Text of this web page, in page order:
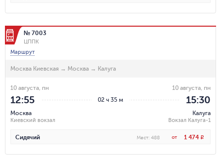
№ 7003
ЦППК
Маршрут
Москва Киевская → Москва → Калуга
02 ч 35 м
10 августа, пн
12:55
Москва
Киевский вокзал
10 августа, пн
15:30
Калуга
Вокзал Калуга-1
Сидячий Мест: 488 от 1 474 R